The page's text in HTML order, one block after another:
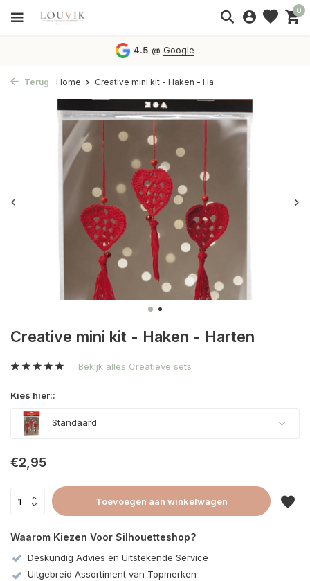
0
4.5 @Google
Terug Home Creative mini kit - Haken - Ha...
Creative mini kit - Haken - Harten
Bekijk alles Creatieve sets
Kies hier::
Standaard
€2,95
Toevoegen aan winkelwagen
Waarom Kiezen Voor Silhouetteshop?
Deskundig Advies en Uitstekende Service
Uitgebreid Assortiment van Topmerken